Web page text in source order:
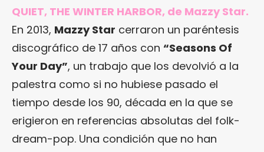
QUIET, THE WINTER HARBOR, de Mazzy Star.
En 2013, Mazzy Star cerraron un paréntesis
discográfico de 17 años con “Seasons Of
Your Day”, un trabajo que los devolvió a la
palestra como si no hubiese pasado el
tiempo desde los 90, década en la que se
erigieron en referencias absolutas del folk-
dream-pop. Una condición que no han